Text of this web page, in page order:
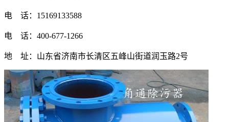
电 话：15169133588
电 话：400-677-1266
地 址：山东省济南市长清区五峰山街道润玉路2号